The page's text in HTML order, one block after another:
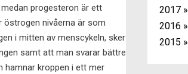
progesteron är ett
östrogen nivåerna är som
i mitten av menscykeln, sker
samt att man svarar bättre
hamnar kroppen i ett mer
2017 »
2016 »
2015 »